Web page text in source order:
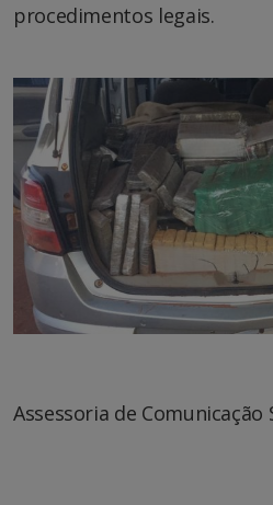
procedimentos legais.
Assessoria de Comunicação